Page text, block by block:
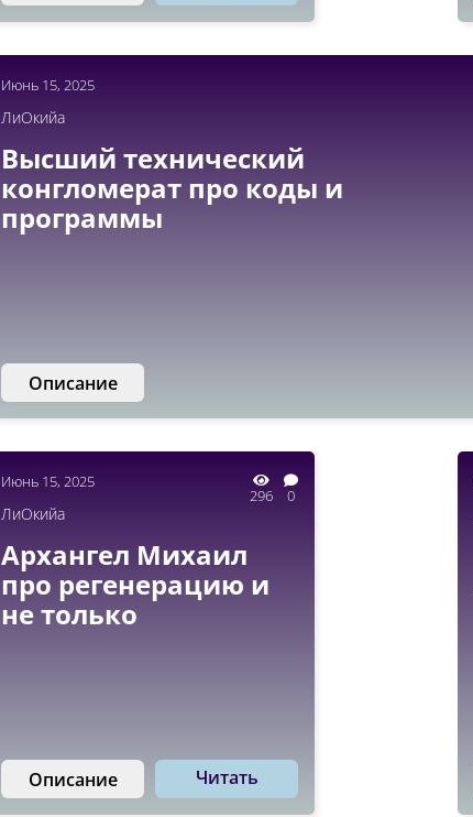
Июнь 15, 2025
ЛиОкийа
Высший технический
конгломерат про коды и
программы
Описание
Июнь 15, 2025
296 0
ЛиОкийа
Архангел Михаил
про регенерацию и
не только
Описание Читать